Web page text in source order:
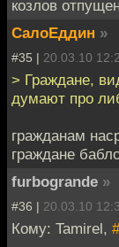
козлов
СалоЕддин »
#35 | 20.03.10
> Граждане,
думают про
гражданам
граждане
furbogrande »
#36 | 20.03.10
Кому: Tamirel,